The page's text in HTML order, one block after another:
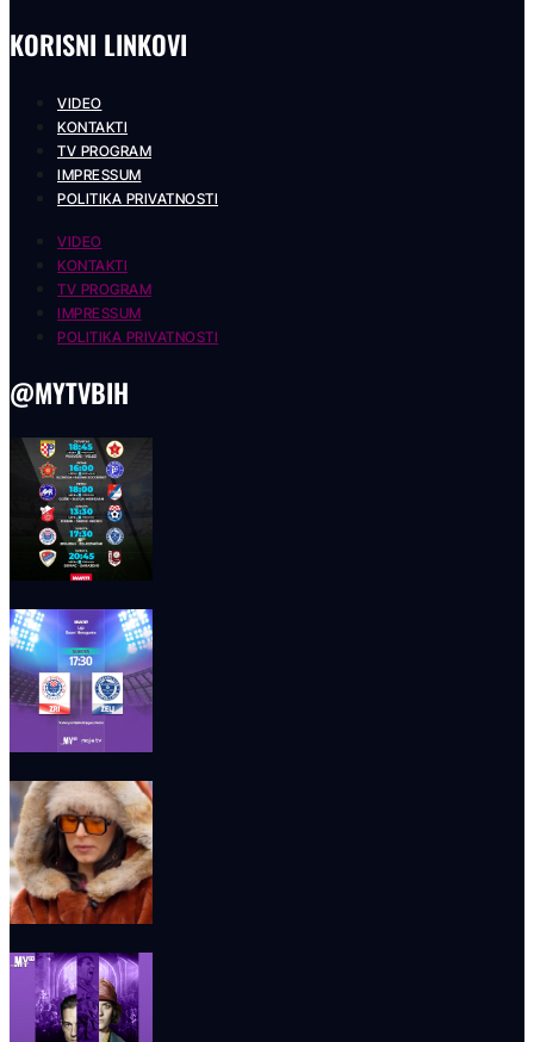
KORISNI LINKOVI
VIDEO
KONTAKTI
TV PROGRAM
IMPRESSUM
POLITIKA PRIVATNOSTI
VIDEO
KONTAKTI
TV PROGRAM
IMPRESSUM
POLITIKA PRIVATNOSTI
@MYTVBIH